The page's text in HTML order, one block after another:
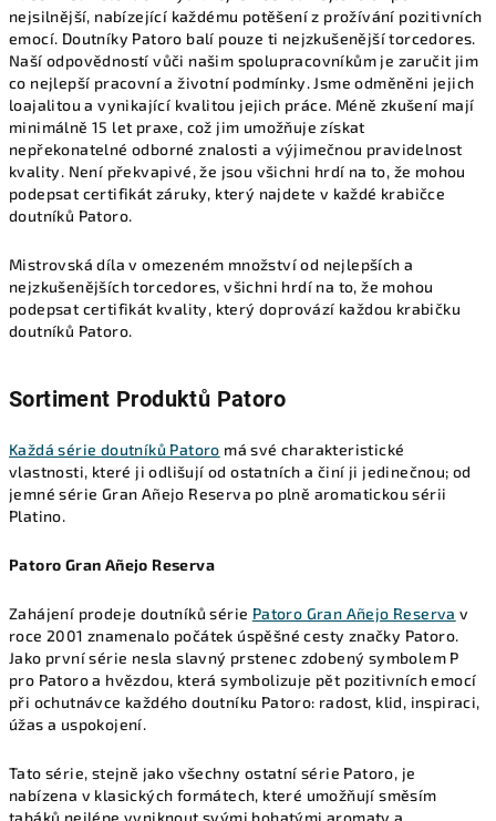
nejsilnější, nabízející každému potěšení z prožívání pozitivních
emocí. Doutníky Patoro balí pouze ti nejzkušenější torcedores.
Naší odpovědností vůči našim spolupracovníkům je zaručit jim
co nejlepší pracovní a životní podmínky. Jsme odměněni jejich
loajalitou a vynikající kvalitou jejich práce. Méně zkušení mají
minimálně 15 let praxe, což jim umožňuje získat
nepřekonatelné odborné znalosti a výjimečnou pravidelnost
kvality. Není překvapivé, že jsou všichni hrdí na to, že mohou
podepsat certifikát záruky, který najdete v každé krabičce
doutníků Patoro.
Mistrovská díla v omezeném množství od nejlepších a
nejzkušenějších torcedores, všichni hrdí na to, že mohou
podepsat certifikát kvality, který doprovází každou krabičku
doutníků Patoro.
Sortiment Produktů Patoro
Každá série doutníků Patoro má své charakteristické
vlastnosti, které ji odlišují od ostatních a činí ji jedinečnou; od
jemné série Gran Añejo Reserva po plně aromatickou sérii
Platino.
Patoro Gran Añejo Reserva
Zahájení prodeje doutníků série Patoro Gran Añejo Reserva v
roce 2001 znamenalo počátek úspěšné cesty značky Patoro.
Jako první série nesla slavný prstenec zdobený symbolem P
pro Patoro a hvězdou, která symbolizuje pět pozitivních emocí
při ochutnávce každého doutníku Patoro: radost, klid, inspiraci,
úžas a uspokojení.
Tato série, stejně jako všechny ostatní série Patoro, je
nabízena v klasických formátech, které umožňují směsím
tabáků nejlépe vyniknout svými bohatými aromaty a